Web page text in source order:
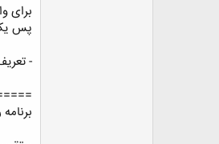
برای
پس یک
-